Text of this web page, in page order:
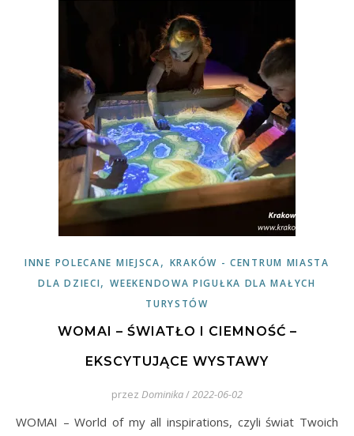
INNE POLECANE MIEJSCA, KRAKÓW - CENTRUM MIASTA
DLA DZIECI,WEEKENDOWA PIGUŁKA DLA MAŁYCH
TURYSTÓW
WOMAI – ŚWIATŁO I CIEMNOŚĆ –
EKSCYTUJĄCE WYSTAWY
przez Dominika/2022-06-02
WOMAI – World of my all inspirations, czyli świat Twoich